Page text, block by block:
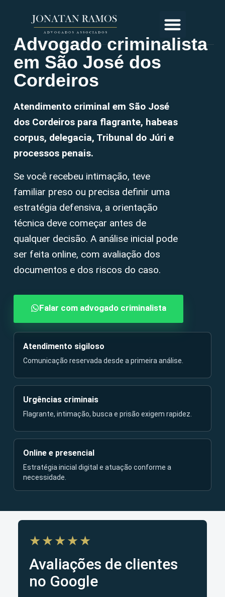
Advogado criminalista
em São José dos
Cordeiros
Atendimento criminal em São José
dos Cordeiros para flagrante, habeas
corpus, delegacia, Tribunal do Júri e
processos penais.
Se você recebeu intimação, teve
familiar preso ou precisa definir uma
estratégia defensiva, a orientação
técnica deve começar antes de
qualquer decisão. A análise inicial pode
ser feita online, com avaliação dos
documentos e dos riscos do caso.
Falar com advogado criminalista
Atendimento sigiloso
Comunicação reservada desde a primeira análise.
Urgências criminais
Flagrante, intimação, busca e prisão exigem rapidez.
Online e presencial
Estratégia inicial digital e atuação conforme a
necessidade.
★★★★★
Avaliações de clientes
no Google